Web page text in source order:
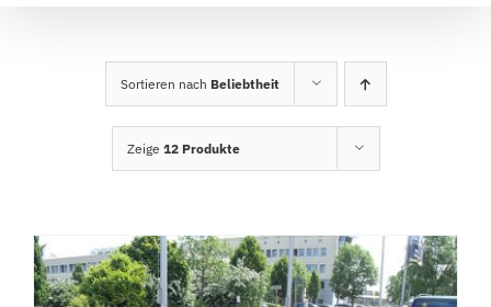
Sortieren nach Beliebtheit
Zeige 12 Produkte